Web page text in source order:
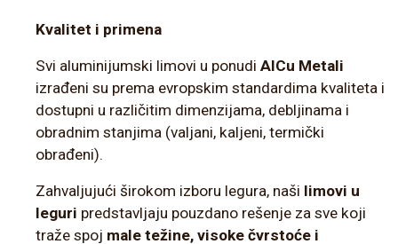
Kvalitet i primena
Svi aluminijumski limovi u ponudi AlCu Metali
izrađeni su prema evropskim standardima kvaliteta i
dostupni u različitim dimenzijama, debljinama i
obradnim stanjima (valjani, kaljeni, termički
obrađeni).
Zahvaljujući širokom izboru legura, naši limovi u
leguri predstavljaju pouzdano rešenje za sve koji
traže spoj male težine, visoke čvrstoće i